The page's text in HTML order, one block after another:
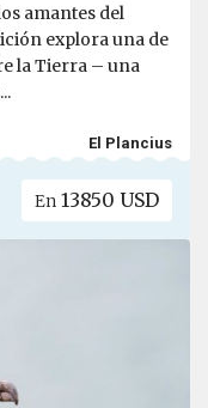
amantes del
explora una de
la Tierra – una
El Plancius
En 13850 USD